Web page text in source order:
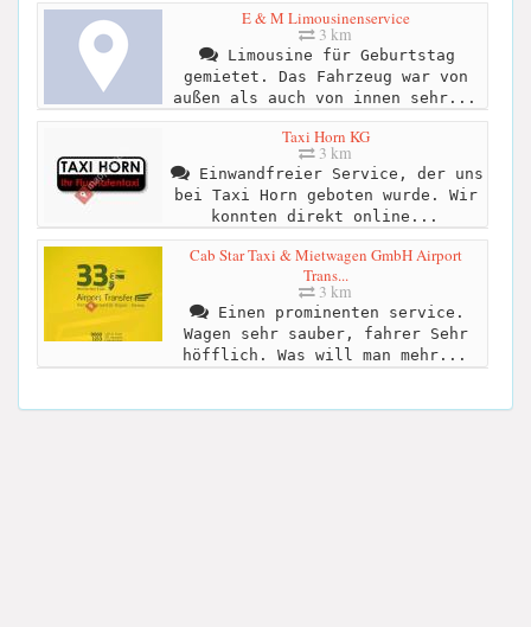
E & M Limousinenservice
3 km
Limousine für Geburtstag
gemietet. Das Fahrzeug war von
außen als auch von innen sehr...
Taxi Horn KG
3 km
Einwandfreier Service, der uns
bei Taxi Horn geboten wurde. Wir
konnten direkt online...
Cab Star Taxi & Mietwagen GmbH Airport
Trans...
3 km
Einen prominenten service.
Wagen sehr sauber, fahrer Sehr
höfflich. Was will man mehr...